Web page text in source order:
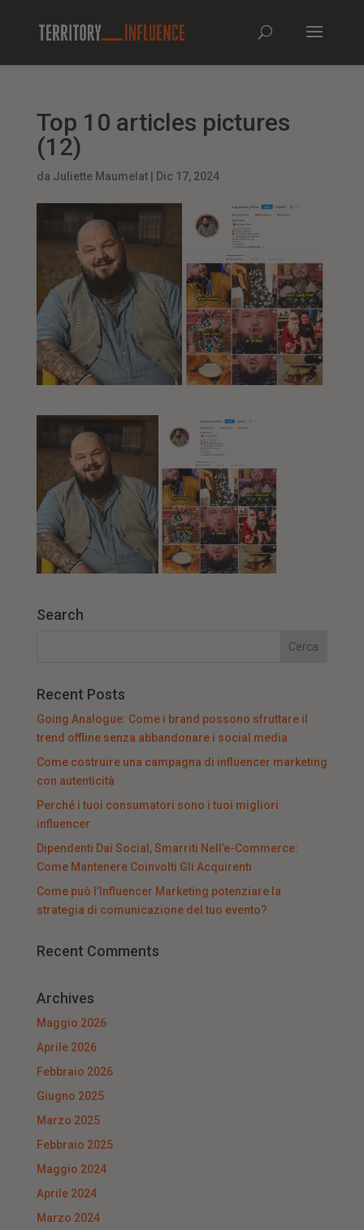
Top 10 articles pictures
(12)
da Juliette Maumelat| Dic 17, 2024
Search
Recent Posts
Going Analogue: Come i brand possono sfruttare il
trend offline senza abbandonare i social media
Come costruire una campagna di influencer marketing
con autenticità
Perché i tuoi consumatori sono i tuoi migliori
influencer
Dipendenti Dai Social, Smarriti Nell’e-Commerce:
Come Mantenere Coinvolti Gli Acquirenti
Come può l’Influencer Marketing potenziare la
strategia di comunicazione del tuo evento?
Recent Comments
Archives
Maggio 2026
Aprile 2026
Febbraio 2026
Giugno 2025
Marzo 2025
Febbraio 2025
Maggio 2024
Aprile 2024
Marzo 2024